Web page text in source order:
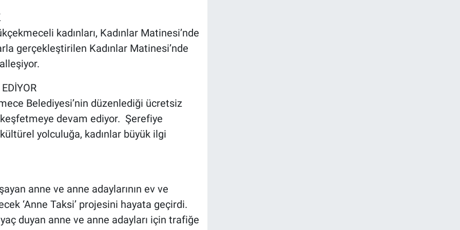
kadınları, Kadınlar Matinesi’nde
gerçekleştirilen Kadınlar Matinesi’nde
Belediyesi’nin düzenlediği ücretsiz
devam ediyor. Şerefiye
kültürel yolculuğa, kadınlar büyük ilgi
anne ve anne adaylarının ev ve
‘Anne Taksi’ projesini hayata geçirdi.
duyan anne ve anne adayları için trafiğe